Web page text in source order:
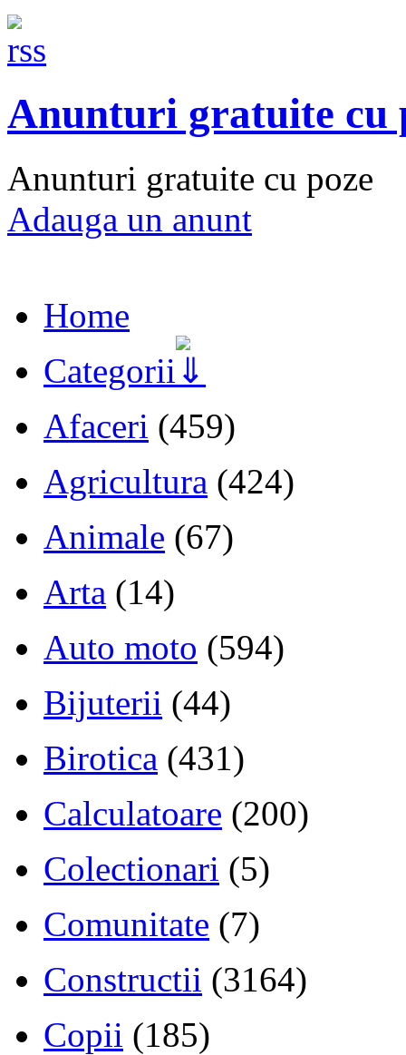
Anunturi gratuite cu
Anunturi gratuite cu poze
Adauga un anunt
Home
Categorii
Afaceri (459)
Agricultura (424)
Animale (67)
Arta (14)
Auto moto (594)
Bijuterii (44)
Birotica (431)
Calculatoare (200)
Colectionari (5)
Comunitate (7)
Constructii (3164)
Copii (185)